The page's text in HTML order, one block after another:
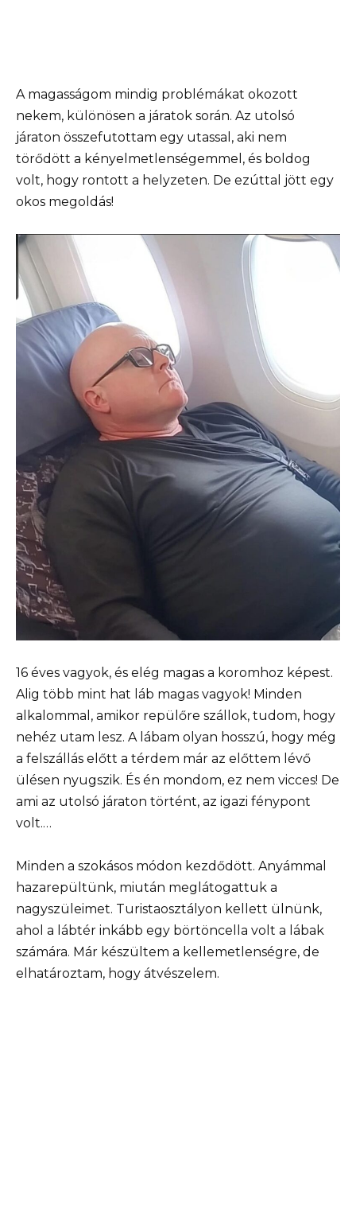
A magasságom mindig problémákat okozott
nekem, különösen a járatok során. Az utolsó
járaton összefutottam egy utassal, aki nem
törődött a kényelmetlenségemmel, és boldog
volt, hogy rontott a helyzeten. De ezúttal jött egy
okos megoldás!
16 éves vagyok, és elég magas a koromhoz képest.
Alig több mint hat láb magas vagyok! Minden
alkalommal, amikor repülőre szállok, tudom, hogy
nehéz utam lesz. A lábam olyan hosszú, hogy még
a felszállás előtt a térdem már az előttem lévő
ülésen nyugszik. És én mondom, ez nem vicces! De
ami az utolsó járaton történt, az igazi fénypont
volt.…
Minden a szokásos módon kezdődött. Anyámmal
hazarepültünk, miután meglátogattuk a
nagyszüleimet. Turistaosztályon kellett ülnünk,
ahol a lábtér inkább egy börtöncella volt a lábak
számára. Már készültem a kellemetlenségre, de
elhatároztam, hogy átvészelem.